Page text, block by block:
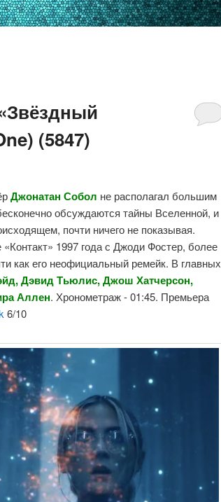
(5847)
Джонатан Собол не располагал большим
обсуждаются тайны Вселенной, и
почти ничего не показывая.
1997 года с Джоди Фостер, более
как его неофициальный ремейк. В главных
Дэвид Тьюлис, Джош Хатчерсон,
Аллен. Хронометраж - 01:45. Премьера
6/10